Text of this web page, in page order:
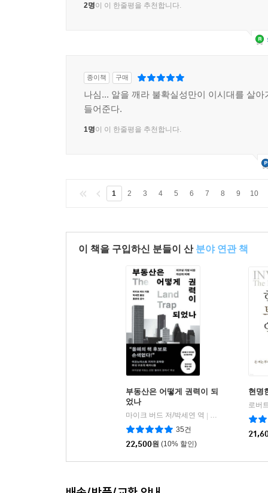
2명이 이 한줄평을 추천합니다.
종이책 구매
나심... 알을 깨라 불확실성만이 이시대를 살아
들어준다.
1명이 이 한줄평을 추천합니다.
1 2 3 4 5 6 7 8 9 10
이 책을 구입하신 분들이 산 분야 연관 책
부동산은 어떻게 권력이 되
었나
마이크 버드 저/박세연 역
알에이치코리아
35건
22,500원 (10% 할인)
현명